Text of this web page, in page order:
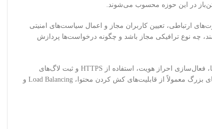
ارتباطی، تعیین کاربران مجاز و اعمال سیاست‌های امنیتی
چه نوع ترافیکی مجاز باشد و چگونه درخواست‌ها پردازش
یکی از مهم‌ترین بخش‌های راه‌اندازی پروکسی سرور، پیکربندی صحیح امنیتی است. محدود کردن دسترسی‌ها، فعال‌سازی احراز هویت، استفاده از HTTPS و ثبت لاگ‌های
ترافیکی از جمله اقداماتی هستند که باعث افزایش امنیت و پایداری سرویس می‌شوند. همچنین در سازمان‌های بزرگ معمولاً از قابلیت‌های کش کردن محتوا، Load Balancing و